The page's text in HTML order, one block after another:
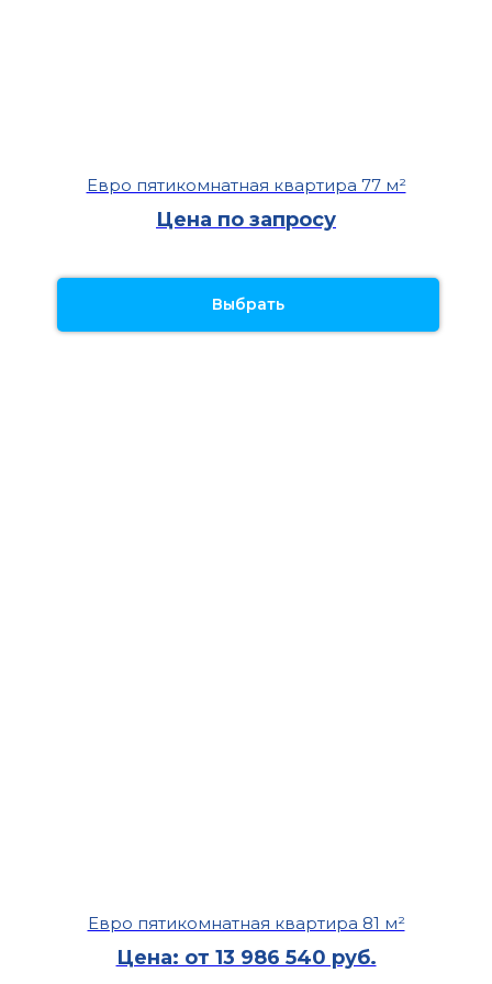
Евро пятикомнатная квартира 77 м²
Цена по запросу
Выбрать
Евро пятикомнатная квартира 81 м²
Цена: от 13 986 540 руб.